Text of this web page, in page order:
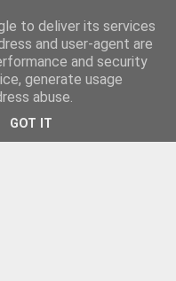
to deliver its services
and user-agent are
and security
generate usage
abuse.
GOT IT